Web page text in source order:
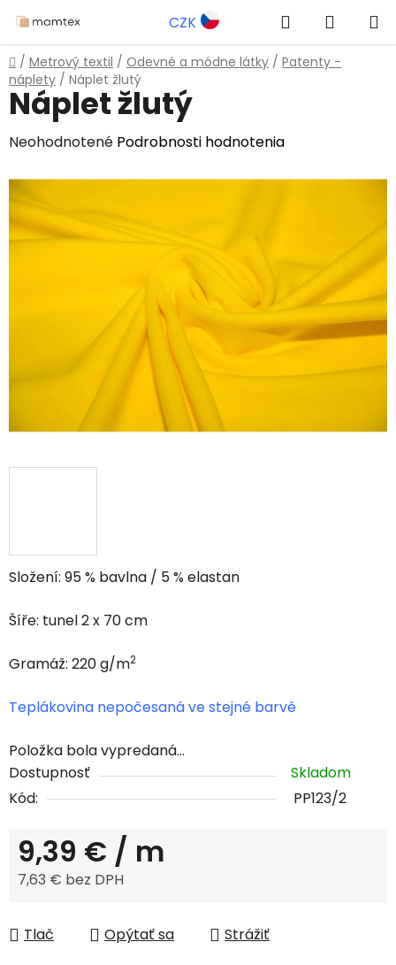
na
obsah
CZK Hľadať
KOŠÍK
Domov
/ Metrový textil / Odevné a módne látky / Patenty -
náplety / Náplet žlutý
Složení: 95 % bavlna / 5 % elastan
Šíře: tunel 2 x 70 cm
Gramáž: 220 g/m2
Teplákovina nepočesaná ve stejné barvě
Položka bola vypredaná…
Dostupnosť
Skladom
Kód:
PP123/2
9,39 € / m
7,63 € bez DPH
Tlač
Opýtať sa Strážiť
Náplet žlutý
Priemerné
produktu
0,0
Neohodnotené Podrobnosti hodnotenia